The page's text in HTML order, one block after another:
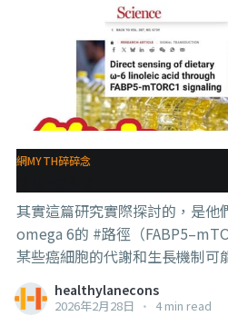
“如果想要停藥，要先做好飲食
論，不能自己擅自停” （就是我平常教的那一套）
Meanwhile，我們團隊中的藥劑
實也不是西藥，而是Silybum
悉的milk thistle， 所以醫生開的也是一種護肝產品，並不
是西藥。 顯然，A品牌的客服要嘛是看到tablet用鋁箔包起
來的，就以為是西藥了，或是
一下其實就知道了的），但為了嚇
種場景有沒有很熟悉？ . .
網MYTH碎碎念
其實這篇研究實際探討的，是他
omega 6的 #路徑（FABP5–mTORC1）】
某些癌細胞的代謝和生長機制可
徑，之後就有很多方式可以做。
來觀測某些癌症的發展，或是阻
healthylanecons
2026年2月28日 • 4 min read